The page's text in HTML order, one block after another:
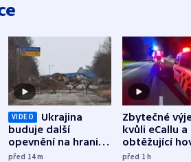
VIDEO
Ukrajina
buduje další
opevnění na hranici
s Běloruskem
před 14m
Zbytečné
kvůli eCallu a
obtěžující
zdržují
před 1h